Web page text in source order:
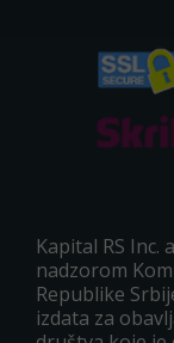
Kapital RS Inc.
nadzorom
Republike
izdata za